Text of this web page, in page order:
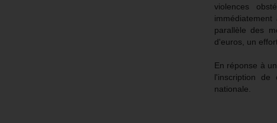
violences
parallèle des
d'euros, un
En réponse à
l'inscription
nationale.